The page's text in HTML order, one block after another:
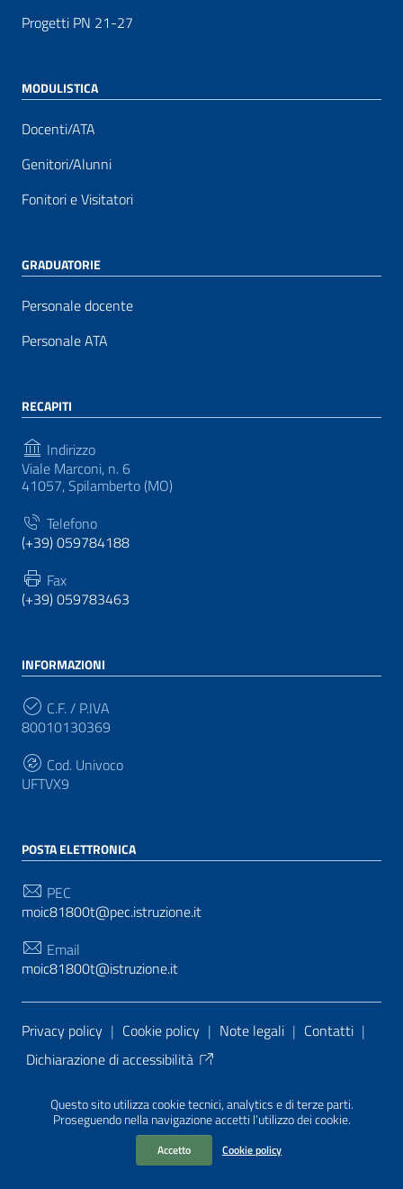
Questo sito utilizza cookie tecnici, analytics e di terze parti.
Proseguendo nella navigazione accetti l’utilizzo dei cookie.
Accetto Cookie policy
Progetti PN 21-27
MODULISTICA
Docenti/ATA
Genitori/Alunni
Fonitori e Visitatori
GRADUATORIE
Personale docente
Personale ATA
RECAPITI
Indirizzo
Viale Marconi, n. 6
41057, Spilamberto (MO)
Telefono
(+39) 059784188
Fax
(+39) 059783463
INFORMAZIONI
C.F. / P.IVA
80010130369
Cod. Univoco
UFTVX9
POSTA ELETTRONICA
PEC
moic81800t@pec.istruzione.it
Email
moic81800t@istruzione.it
Sezione Link Utili
Privacy policy | Cookie policy | Note legali | Contatti |
Dichiarazione di accessibilità
PA di AgID
| Realizzato con WordPress
da